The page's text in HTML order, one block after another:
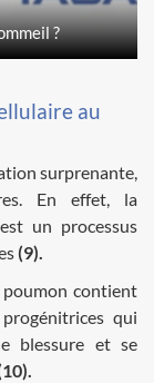
?
au
surprenante,
En effet, la
un processus
(9).
contient
qui
blessure et se